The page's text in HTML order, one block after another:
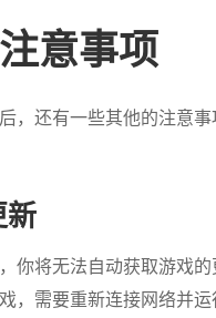
意事项
，还有一些其他的注意
新
你将无法自动获取游戏
，需要重新连接网络并